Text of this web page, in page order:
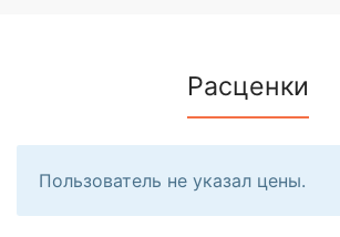
Расценки
Пользователь не указал цены.